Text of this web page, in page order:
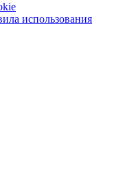
использования